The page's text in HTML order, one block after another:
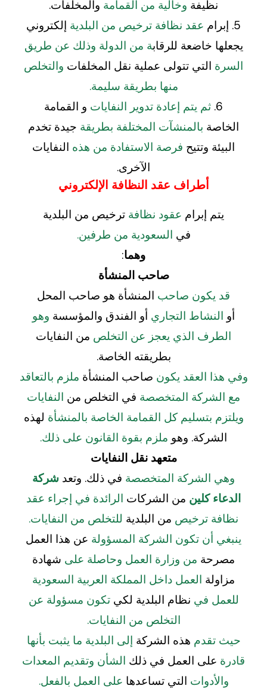
نظيفة وخالية من القمامة والمخلفات.
5. إبرام
عقد نظافة ترخيص من البلدية إلكتروني
يجعلها خاضعة للرقابة من الدولة وذلك عن طريق
السرة التي تتولى عملية نقل المخلفات والتخلص
منها بطريقة سليمة.
6. ثم يتم إعادة تدوير النفايات و القمامة
الخاصة بالمنشآت المختلفة بطريقة جيدة تخدم
البيئة وتتيح فرصة الاستفادة من هذه النفايات
الآخرى.
أطراف عقد النظافة الإلكتروني
يتم إبرام عقود نظافة ترخيص من البلدية
في السعودية من طرفين.
وهما:
صاحب المنشأة
قد يكون صاحب المنشأة هو صاحب المحل
أو النشاط التجاري أو الفندق والمؤسسة وهو
الطرف الذي يعجز عن التخلص من النفايات
بطريقته الخاصة.
وفي هذا العقد يكون صاحب المنشأة ملزم بالتعاقد
مع الشركة المتخصصة في التخلص من النفايات
ويلتزم بتسليم كل القمامة الخاصة بالمنشأة لهذه
الشركة. وهو ملزم بقوة القانون على ذلك.
متعهد نقل النفايات
وهي الشركة المتخصصة في ذلك. وتعد شركة
الدعاء كلين من الشركات الرائدة في إجراء عقد
نظافة ترخيص من البلدية للتخلص من النفايات.
ينبغي أن تكون الشركة المسؤولة عن هذا العمل
مصرحة من وزارة العمل وحاصلة على شهادة
مزاولة العمل داخل المملكة العربية السعودية
للعمل في نظام البلدية لكي تكون مسؤولة عن
التخلص من النفايات.
حيث تقدم هذه الشركة إلى البلدية ما يثبت بأنها
قادرة على العمل في ذلك الشأن وتقديم المعدات
والأدوات التي تساعدها على العمل بالفعل.